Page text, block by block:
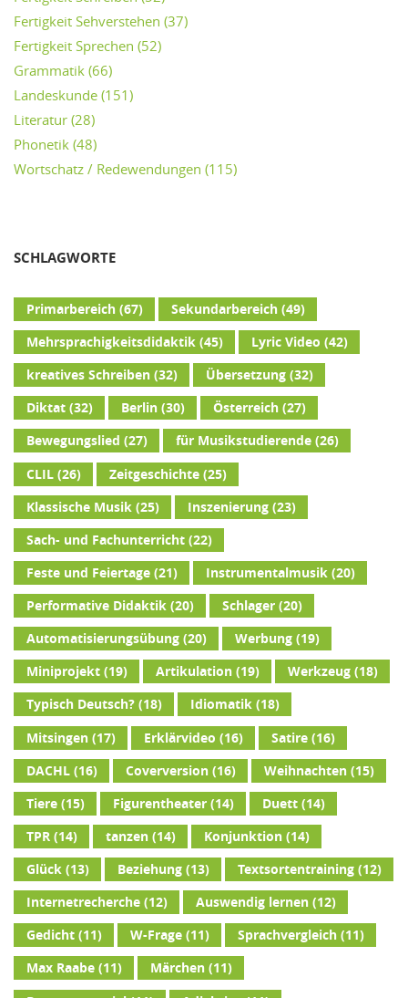
Fertigkeit Sehverstehen (37)
Fertigkeit Sprechen (52)
Grammatik (66)
Landeskunde (151)
Literatur (28)
Phonetik (48)
Wortschatz / Redewendungen (115)
SCHLAGWORTE
Primarbereich(67) Sekundarbereich(49)
Mehrsprachigkeitsdidaktik(45) Lyric Video (42)
kreatives Schreiben(32) Übersetzung(32)
Diktat(32) Berlin(30) Österreich(27)
Bewegungslied (27) für Musikstudierende(26)
CLIL(26) Zeitgeschichte(25)
Klassische Musik(25) Inszenierung(23)
Sach- und Fachunterricht(22)
Feste und Feiertage(21) Instrumentalmusik(20)
Performative Didaktik(20) Schlager(20)
Automatisierungsübung(20) Werbung(19)
Miniprojekt(19) Artikulation(19) Werkzeug(18)
Typisch Deutsch?(18) Idiomatik(18)
Mitsingen(17) Erklärvideo (16) Satire(16)
DACHL(16) Coverversion(16) Weihnachten(15)
Tiere(15) Figurentheater(14) Duett(14)
TPR(14) tanzen(14) Konjunktion(14)
Glück(13) Beziehung(13) Textsortentraining(12)
Internetrecherche(12) Auswendig lernen(12)
Gedicht(11) W-Frage(11) Sprachvergleich(11)
Max Raabe(11) Märchen(11)